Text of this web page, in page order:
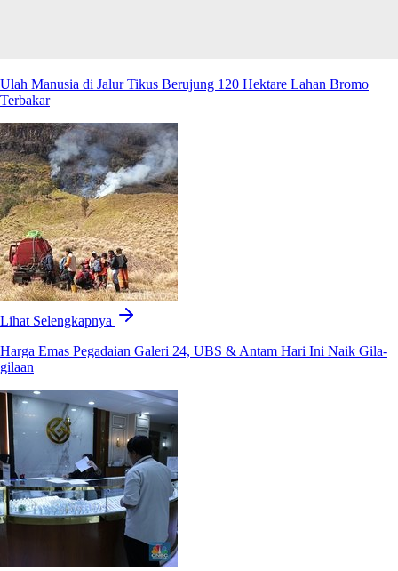
Ulah Manusia di Jalur Tikus Berujung 120 Hektare Lahan Bromo
Terbakar
Lihat Selengkapnya
Harga Emas Pegadaian Galeri 24, UBS & Antam Hari Ini Naik Gila-
gilaan